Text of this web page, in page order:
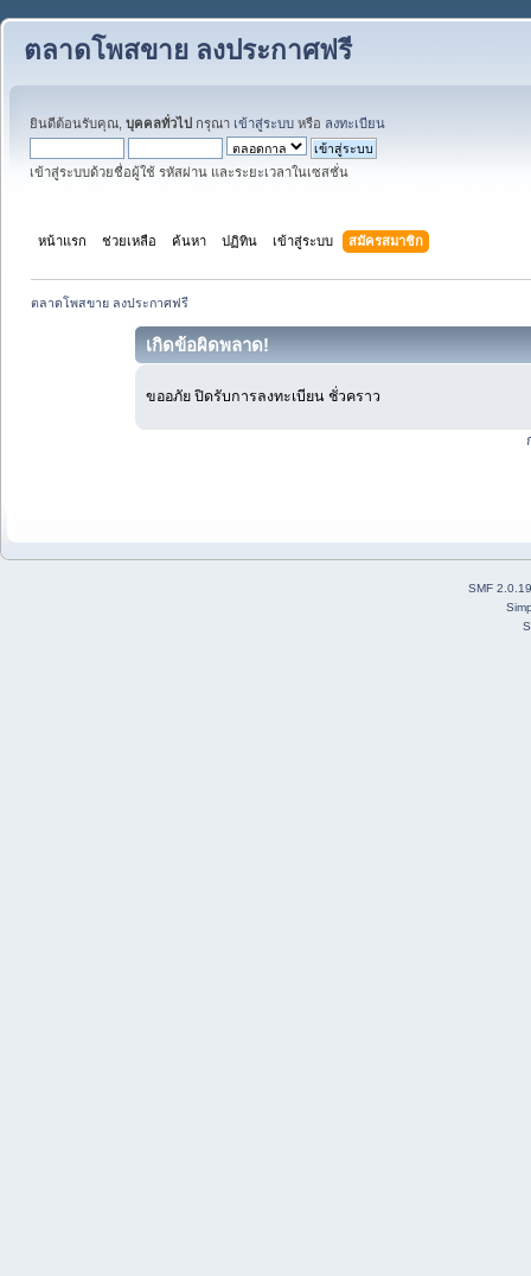
ตลาดโพสขาย ลงประกาศฟรี
ยินดีต้อนรับคุณ, บุคคลทั่วไป กรุณา เข้าสู่ระบบ หรือ ลงทะเบียน
เข้าสู่ระบบด้วยชื่อผู้ใช้ รหัสผ่าน และระยะเวลาในเซสชั่น
หน้าแรก ช่วยเหลือ ค้นหา ปฏิทิน เข้าสู่ระบบ สมัครสมาชิก
ตลาดโพสขาย ลงประกาศฟรี
เกิดข้อผิดพลาด!
ขออภัย ปิดรับการลงทะเบียน ชั่วคราว
SMF 2.0.19